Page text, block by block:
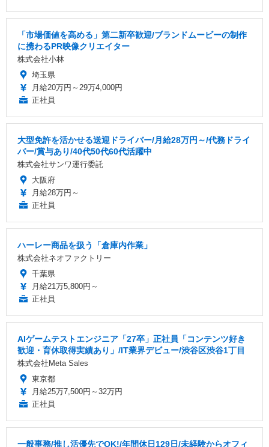
「市場価値を高める」第二新卒歓迎/ブランドムービーの制作
に携わるPR映像クリエイター
株式会社小林
埼玉県
月給20万円～29万4,000円
正社員
大型免許を活かせる送迎ドライバー/月給28万円～/代務ドライ
バー/賞与あり/40代50代60代活躍中
株式会社サンワ運行委託
大阪府
月給28万円～
正社員
ハーレー商品を扱う「倉庫内作業」
株式会社ネオファクトリー
千葉県
月給21万5,800円～
正社員
AIゲームテストエンジニア「27卒」正社員「コンテンツ好き
歓迎・育休取得実績あり」/IT業界デビュー/渋谷区渋谷1丁目
株式会社Meta Sales
東京都
月給25万7,500円～32万円
正社員
一般事務/推し活優先でOK!/年間休日129日/未経験からオフィ